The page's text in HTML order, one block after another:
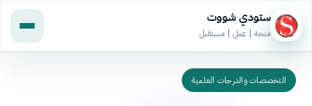
ستودي شووت
منحة | عمل | مستقبل
التخصصات والدرجات العلمية